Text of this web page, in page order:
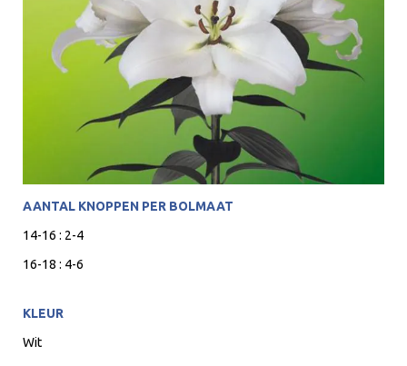
AANTAL KNOPPEN PER BOLMAAT
14-16 : 2-4
16-18 : 4-6
KLEUR
Wit